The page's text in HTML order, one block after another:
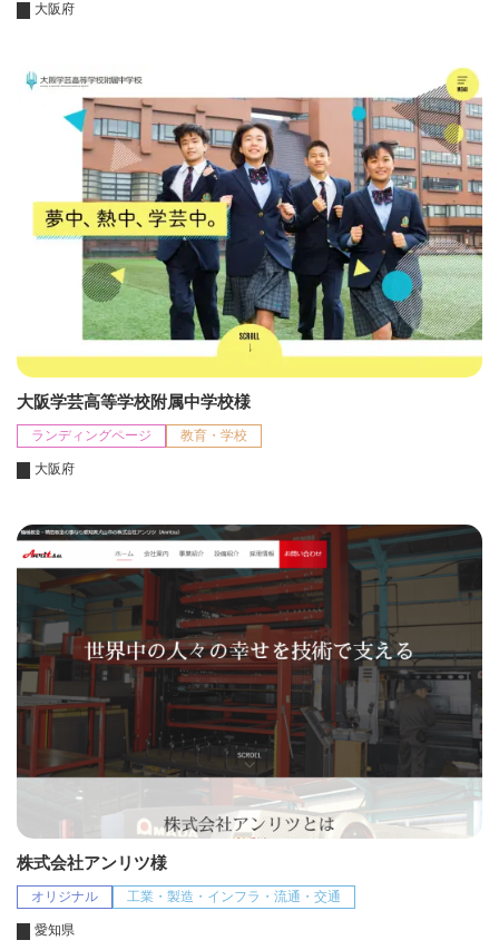
大阪府
大阪学芸高等学校附属中学校様
ランディングページ 教育・学校
大阪府
株式会社アンリツ様
オリジナル 工業・製造・インフラ・流通・交通
愛知県